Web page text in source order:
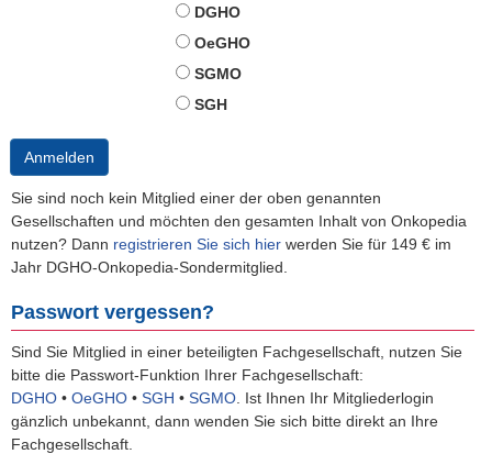
DGHO
OeGHO
SGMO
SGH
Anmelden
Sie sind noch kein Mitglied einer der oben genannten
Gesellschaften und möchten den gesamten Inhalt von Onkopedia
nutzen? Dann registrieren Sie sich hier werden Sie für 149 € im
Jahr DGHO-Onkopedia-Sondermitglied.
Passwort vergessen?
Sind Sie Mitglied in einer beteiligten Fachgesellschaft, nutzen Sie
bitte die Passwort-Funktion Ihrer Fachgesellschaft:
DGHO • OeGHO • SGH • SGMO Ist Ihnen Ihr Mitgliederlogin
gänzlich unbekannt, dann wenden Sie sich bitte direkt an Ihre
Fachgesellschaft.